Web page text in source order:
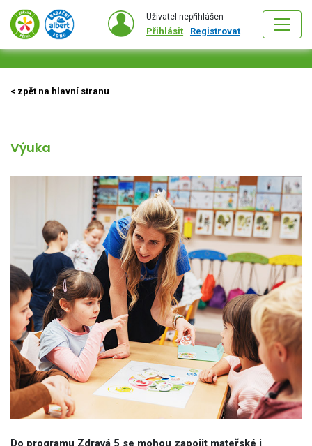
Uživatel nepřihlášen
Přihlásit Registrovat
< zpět na hlavní stranu
Výuka
Do programu Zdravá 5 se mohou zapojit mateřské i